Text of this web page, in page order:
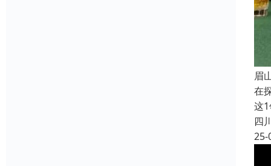
眉
在
这
四
25-